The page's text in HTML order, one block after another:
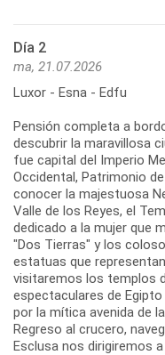
Día 2
ma, 21.07.2026
Luxor - Esna - Edfu
Pensión completa a
descubrir la maravillosa
fue capital del Imperio
Occidental, Patrimonio
conocer la majestuosa
Valle de los Reyes, el
dedicado a la mujer que
"Dos Tierras" y los
estatuas que
visitaremos los templos
espectaculares de
por la mítica avenida de
Regreso al crucero,
Esclusa nos dirigiremos a